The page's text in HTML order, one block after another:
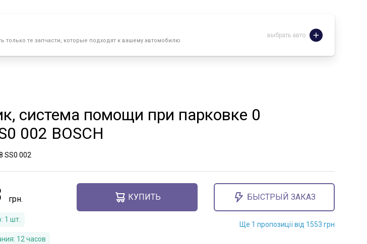
только те запчасти, которые подходят к вашему автомобилю
выбрать авто
система помощи при парковке 0
002 BOSCH
SS0 002
1 шт.
12 часов
КУПИТЬ БЫСТРЫЙ ЗАКАЗ
Ще 1 пропозиції від 1553 грн